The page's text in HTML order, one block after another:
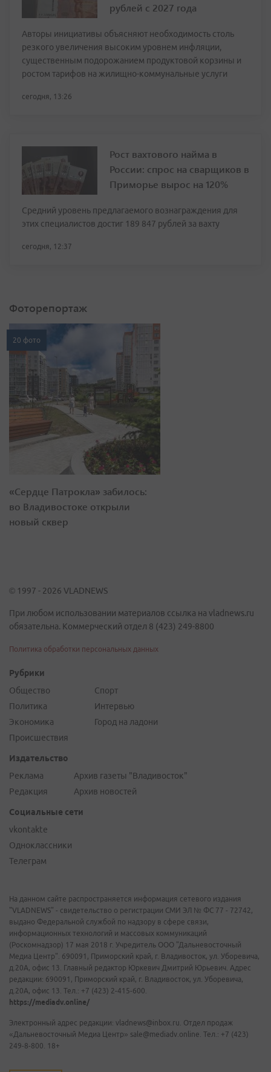
рублей с 2027 года
Авторы инициативы объясняют необходимость столь
резкого увеличения высоким уровнем инфляции,
существенным подорожанием продуктовой корзины и
ростом тарифов на жилищно-коммунальные услуги
сегодня, 13:26
Рост вахтового найма в
России: спрос на сварщиков в
Приморье вырос на 120%
Средний уровень предлагаемого вознаграждения для
этих специалистов достиг 189 847 рублей за вахту
сегодня, 12:37
Фоторепортаж
20 фото
«Сердце Патрокла» забилось:
во Владивостоке открыли
новый сквер
© 1997 - 2026 VLADNEWS
При любом использовании материалов ссылка на vladnews.ru
обязательна. Коммерческий отдел 8 (423) 249-8800
Политика обработки персональных данных
Рубрики
Общество
Политика
Экономика
Происшествия
Спорт
Интервью
Город на ладони
Издательство
Реклама
Редакция
Архив газеты "Владивосток"
Архив новостей
Социальные сети
vkontakte
Одноклассники
Телеграм
На данном сайте распространяется информация сетевого издания
"VLADNEWS" - свидетельство о регистрации СМИ ЭЛ № ФС 77 - 72742,
выдано Федеральной службой по надзору в сфере связи,
информационных технологий и массовых коммуникаций
(Роскомнадзор) 17 мая 2018 г. Учредитель ООО "Дальневосточный
Медиа Центр". 690091, Приморский край, г. Владивосток, ул. Уборевича,
д.20А, офис 13. Главный редактор Юркевич Дмитрий Юрьевич. Адрес
редакции: 690091, Приморский край, г. Владивосток, ул. Уборевича,
д.20А, офис 13. Тел.: +7 (423) 2-415-600.
https://mediadv.online/
Электронный адрес редакции: vladnews@inbox.ru. Отдел продаж
«Дальневосточный Медиа Центр» sale@mediadv.online. Тел.: +7 (423)
249-8-800. 18+